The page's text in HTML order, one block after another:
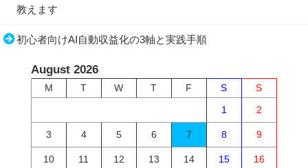
教えます
初心者向けAI自動収益化の3軸と実践手順
August 2026
M T W T F S
S
1
2
3 4 5 6 7 8 9
10 11 12 13 14 15 16